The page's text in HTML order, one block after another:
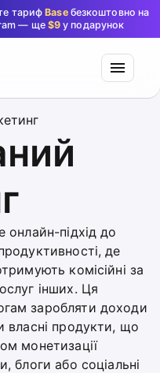
тарифBaseбезкоштовно на
— ще $9 у подарунок
онлайн-підхід до
де
комісійні за
інших. Ця
заробляти доходи
власні продукти, що
монетизації
блоги або соціальні